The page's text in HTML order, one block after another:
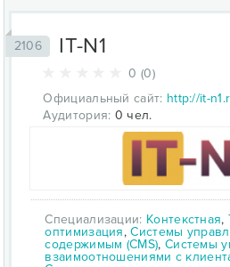
2106 IT-N1
0 (0)
Официальный сайт: http://it-
Аудитория: 0 чел.
Специализации: Контекстная,
оптимизация,Системы
содержимым (CMS), Системы
взаимоотношениями с